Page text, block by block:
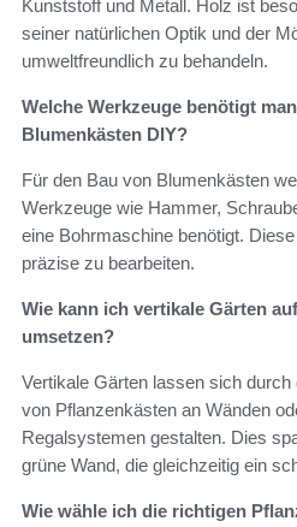
Kunststoff und Metall. Holz ist
seiner natürlichen Optik und der
umweltfreundlich zu behandeln.
Welche Werkzeuge benötigt
Blumenkästen DIY?
Für den Bau von Blumenkästen
Werkzeuge wie Hammer,
eine Bohrmaschine benötigt.
präzise zu bearbeiten.
Wie kann ich vertikale Gärten
umsetzen?
Vertikale Gärten lassen sich
von Pflanzenkästen an Wänden
Regalsystemen gestalten. Dies
grüne Wand, die gleichzeitig ein
Wie wähle ich die richtigen